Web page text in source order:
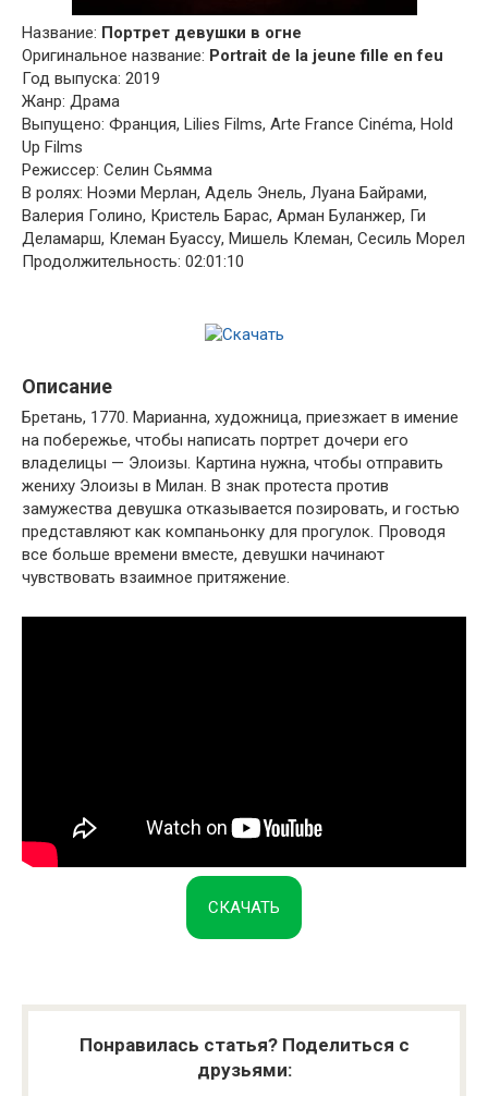
Название: Портрет девушки в огне
Оригинальное название: Portrait de la jeune fille en feu
Год выпуска: 2019
Жанр: Драма
Выпущено: Франция, Lilies Films, Arte France Cinéma, Hold
Up Films
Режиссер: Селин Сьямма
В ролях: Ноэми Мерлан, Адель Энель, Луана Байрами,
Валерия Голино, Кристель Барас, Арман Буланжер, Ги
Деламарш, Клеман Буассу, Мишель Клеман, Сесиль Морел
Продолжительность: 02:01:10
Описание
Бретань, 1770. Марианна, художница, приезжает в имение
на побережье, чтобы написать портрет дочери его
владелицы — Элоизы. Картина нужна, чтобы отправить
жениху Элоизы в Милан. В знак протеста против
замужества девушка отказывается позировать, и гостью
представляют как компаньонку для прогулок. Проводя
все больше времени вместе, девушки начинают
чувствовать взаимное притяжение.
СКАЧАТЬ
Понравилась статья? Поделиться с
друзьями: